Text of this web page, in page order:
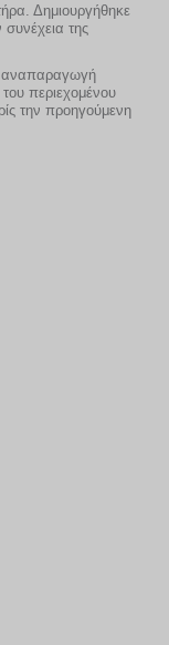
Δημιουργήθηκε
της
αναπαραγωγή
περιεχομένου
την προηγούμενη